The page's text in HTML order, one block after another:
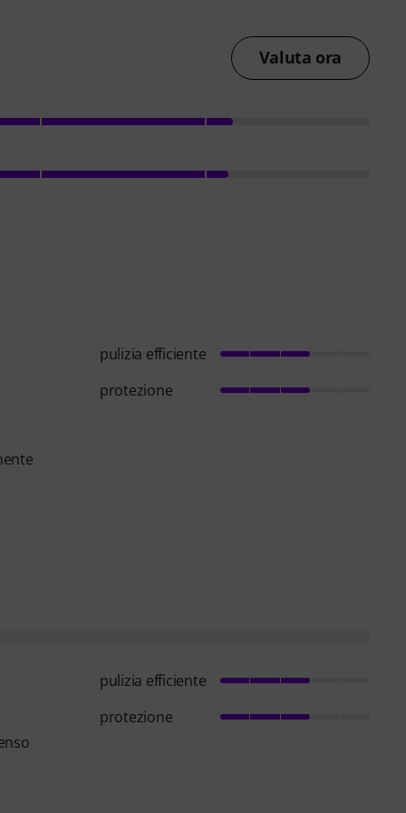
Valuta ora
pulizia efficiente
protezione
pulizia efficiente
protezione